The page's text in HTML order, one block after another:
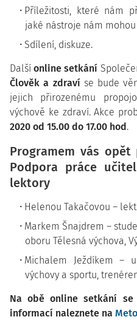
Příležitosti, které nám
jaké nástroje nám
Sdílení, diskuze.
Dalšíonline setkání
Člověk a zdraví se bude
jejich přirozenému
výchově ke zdraví. Akce
2020 od 15.00 do 17.00 hod.
Programem vás
Podpora práce
lektory
Helenou Takačovou –
Markem Šnajdrem –
oboru Tělesná výchova,
Michalem Ježdíkem –
výchovy a sportu,
Na obě online setkání
informací naleznete na